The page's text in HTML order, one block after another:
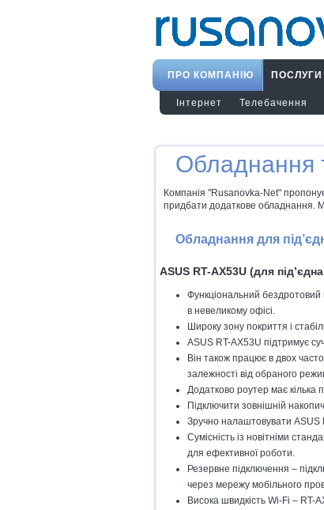
ПРО КОМПАНІЮ ПОСЛУГИ
Інтернет Телебачення
Обладнання
Компанія "Rusanovka-Net"
придбати додаткове обладнання.
Обладнання для
ASUS RT-AX53U (для
Функціональний
в невеликому офісі.
Широку зону покриття і
ASUS RT-AX53U підтримує
Він також працює в двох
залежності від обраного
Додатково роутер має кілька
Підключити зовнішній
Зручно налаштовувати ASUS
Сумісність із новітніми
для ефективної роботи.
Резервне підключення –
через мережу мобільного
Висока швидкість Wi-Fi – RT-